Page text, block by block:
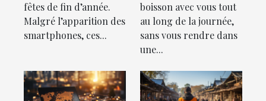
fêtes de fin d’année.
Malgré l’apparition des
smartphones, ces...
boisson avec vous tout
au long de la journée,
sans vous rendre dans
une...